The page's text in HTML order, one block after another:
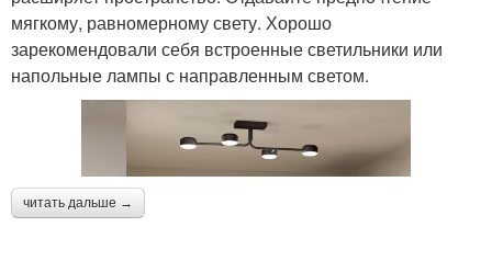
мягкому, равномерному свету. Хорошо
зарекомендовали себя встроенные светильники или
напольные лампы с направленным светом.
читать дальше →